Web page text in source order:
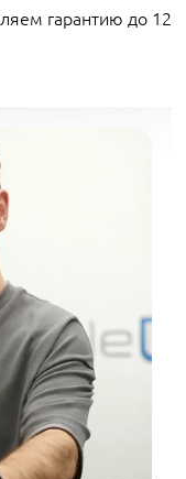
гарантию до 12